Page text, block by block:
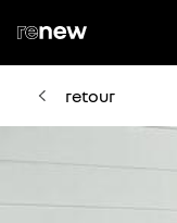
retour